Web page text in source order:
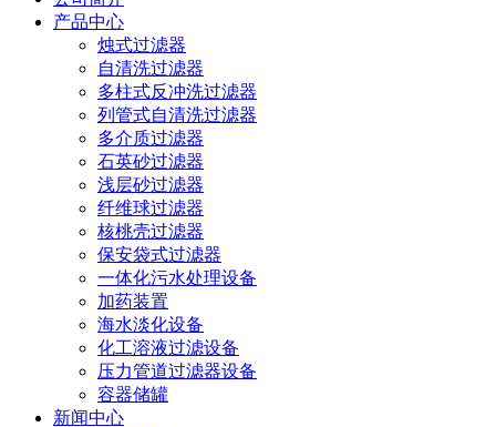
产品中心
烛式过滤器
自清洗过滤器
多柱式反冲洗过滤器
列管式自清洗过滤器
多介质过滤器
石英砂过滤器
浅层砂过滤器
纤维球过滤器
核桃壳过滤器
保安袋式过滤器
一体化污水处理设备
加药装置
海水淡化设备
化工溶液过滤设备
压力管道过滤器设备
容器储罐
新闻中心